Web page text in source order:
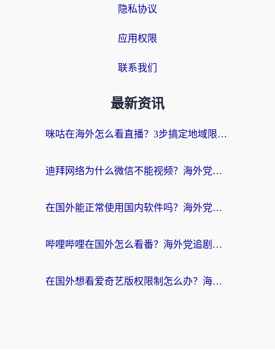
隐私协议
应用权限
联系我们
最新资讯
咪咕在海外怎么看直播？3步搞定地域限制，还能畅看腾讯视频与国内热剧
迪拜网络为什么微信不能视频？海外党必看的回国加速全攻略
在国外能正常使用国内软件吗？海外党亲测有效的无缝访问指南
哔哩哔哩在国外怎么看番？海外党追剧看片的终极解决方案
在国外想看爱奇艺版权限制怎么办？海外华人必看的追剧自由指南